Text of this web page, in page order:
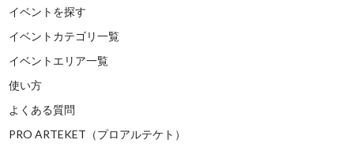
イベントを探す
イベントカテゴリ一覧
イベントエリア一覧
使い方
よくある質問
PRO ARTEKET（プロアルテケト）